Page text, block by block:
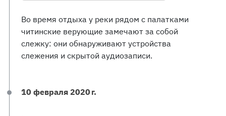
Во время отдыха у реки рядом с палатками
читинские верующие замечают за собой
слежку: они обнаруживают устройства
слежения и скрытой аудиозаписи.
10 февраля 2020 г.